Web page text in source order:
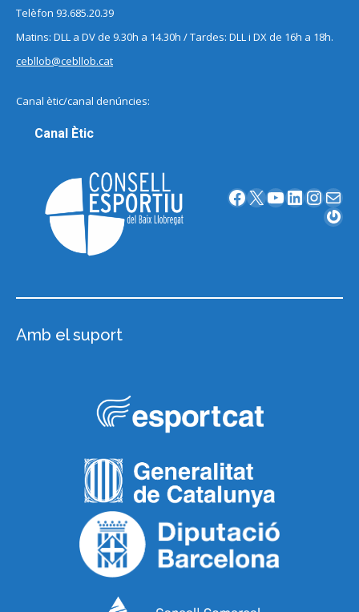
Telèfon 93.685.20.39
Matins: DLL a DV de 9.30h a 14.30h / Tardes: DLL i DX de 16h a 18h.
cebllob@cebllob.cat
Canal ètic/canal denúncies:
Canal Ètic
Facebook X YouTube LinkedIn InstagramCorreu electrònic
Gravatar
Amb el suport